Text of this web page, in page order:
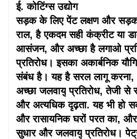
ई. कोटिंग्स उद्योग
सड़क के लिए पेंटलक्षण और सड़क
राल, हैएकदम सही कंक्रीट या
आसंजन, और अच्छा हैलगाओ
प्रतिरोध। इसका अकार्बनिक
संबंध है। यह हैसरल लागू करना,
अच्छाजलवायु प्रतिरोध, तेजी से
और अत्यधिक दृढ़ता. यह भी हो
और रासायनिकघरों परत का, और
सुधार औरजलवायु प्रतिरोध।